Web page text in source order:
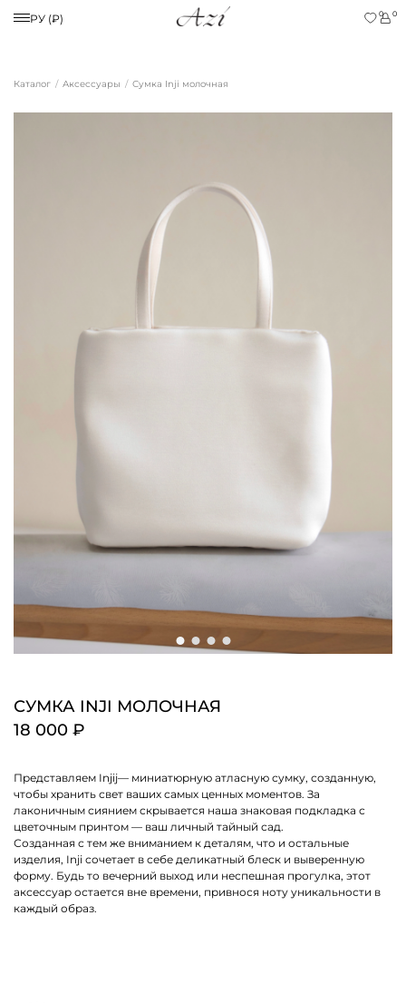
РУ (₽) 0 0
Каталог Аксессуары Сумка Inji молочная
СУМКА INJI МОЛОЧНАЯ
18 000 ₽
Представляем Injij— миниатюрную атласную сумку, созданную,
чтобы хранить свет ваших самых ценных моментов. За
лаконичным сиянием скрывается наша знаковая подкладка с
цветочным принтом — ваш личный тайный сад.
Созданная с тем же вниманием к деталям, что и остальные
изделия, Inji сочетает в себе деликатный блеск и выверенную
форму. Будь то вечерний выход или неспешная прогулка, этот
аксессуар остается вне времени, привнося ноту уникальности в
каждый образ.